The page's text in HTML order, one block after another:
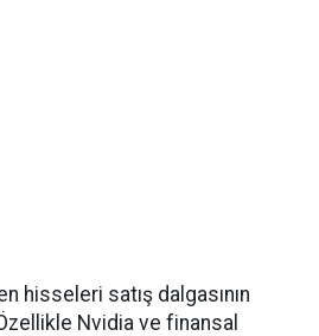
hisseleri satış dalgasının
Nvidia ve finansal